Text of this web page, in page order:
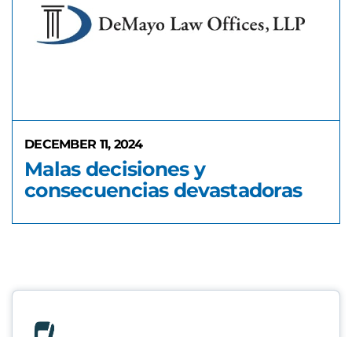
DECEMBER 11, 2024
Malas decisiones y
consecuencias devastadoras